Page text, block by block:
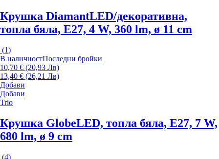
Крушка DiamantLED/декоративна,
топла бяла, E27, 4 W, 360 lm, ø 11 cm
(1)
В наличностПоследни бройки
10,70 € (20,93 Лв)
13,40 € (26,21 Лв)
Добави
Добави
Trio
Крушка GlobeLED, топла бяла, E27, 7 W,
680 lm, ø 9 cm
(4)